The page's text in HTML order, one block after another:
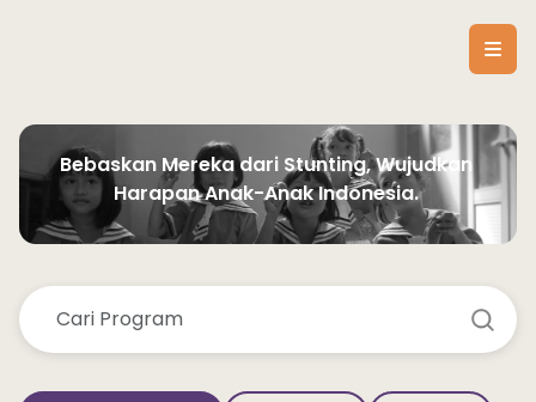
Bebaskan Mereka dari Stunting, Wujudkan
Harapan Anak-Anak Indonesia.